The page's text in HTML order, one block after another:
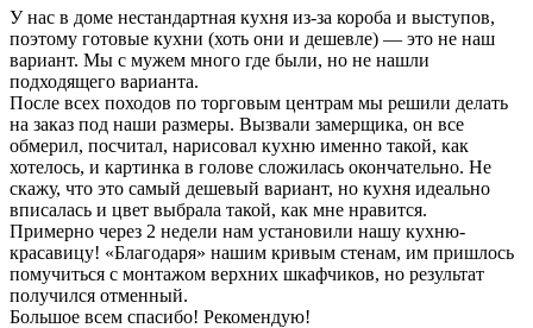
У нас в доме нестандартная кухня из-за короба и выступов,
поэтому готовые кухни (хоть они и дешевле) — это не наш
вариант. Мы с мужем много где были, но не нашли
подходящего варианта.
После всех походов по торговым центрам мы решили делать
на заказ под наши размеры. Вызвали замерщика, он все
обмерил, посчитал, нарисовал кухню именно такой, как
хотелось, и картинка в голове сложилась окончательно. Не
скажу, что это самый дешевый вариант, но кухня идеально
вписалась и цвет выбрала такой, как мне нравится.
Примерно через 2 недели нам установили нашу кухню-
красавицу! «Благодаря» нашим кривым стенам, им пришлось
помучиться с монтажом верхних шкафчиков, но результат
получился отменный.
Большое всем спасибо! Рекомендую!